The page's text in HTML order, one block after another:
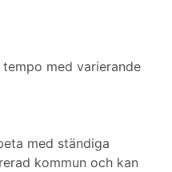
med varierande
med ständiga
kommun och kan